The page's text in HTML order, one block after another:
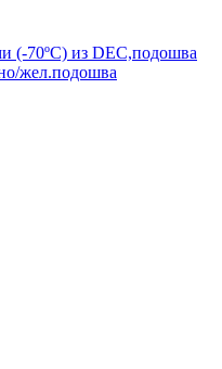
(-70ºС) из DEC,подошва
жел.подошва